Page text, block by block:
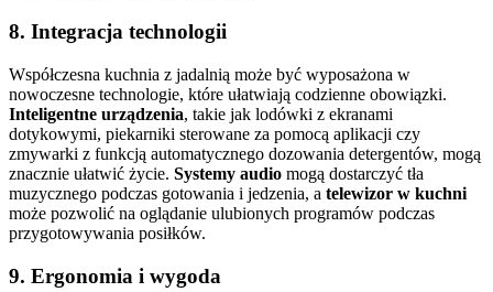
8. Integracja technologii
Współczesna kuchnia z jadalnią może być wyposażona w
nowoczesne technologie, które ułatwiają codzienne obowiązki.
Inteligentne urządzenia, takie jak lodówki z ekranami
dotykowymi, piekarniki sterowane za pomocą aplikacji czy
zmywarki z funkcją automatycznego dozowania detergentów, mogą
znacznie ułatwić życie. Systemy audio mogą dostarczyć tła
muzycznego podczas gotowania i jedzenia, a telewizor w kuchni
może pozwolić na oglądanie ulubionych programów podczas
przygotowywania posiłków.
9. Ergonomia i wygoda